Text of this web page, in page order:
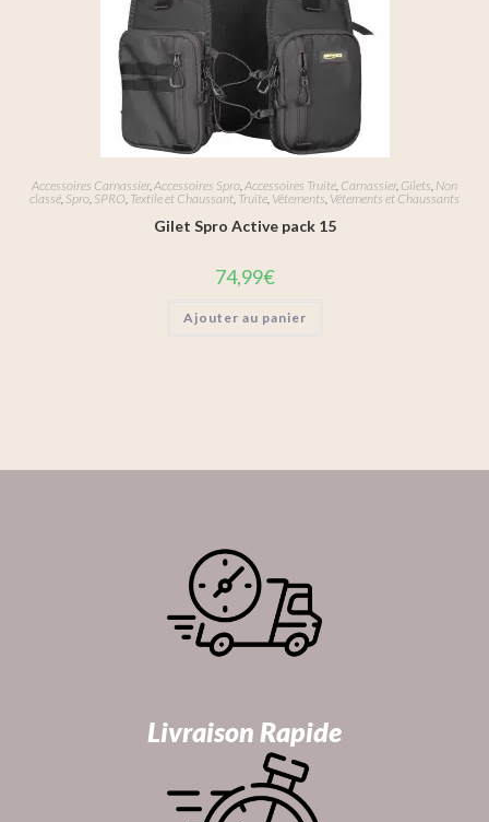
Accessoires Carnassier, Accessoires Spro Accessoires Truite Carnassier, Gilets Non
classé Spro SPRO Textile et Chaussant Truite Vêtements Vêtements et Chaussants
Gilet Spro Active pack 15
74,99€
Ajouter au panier
Livraison Rapide